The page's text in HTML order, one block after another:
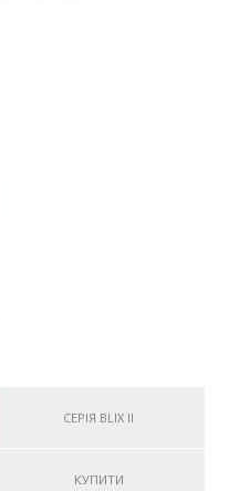
СЕРІЯ BLIX II
КУПИТИ